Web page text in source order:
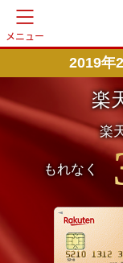
メニュー
2019年
楽
楽
もれなく